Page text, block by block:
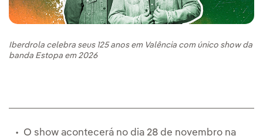
Iberdrola celebra seus 125 anos em Valência com único show da
banda Estopa em 2026
O show acontecerá no dia 28 de novembro na